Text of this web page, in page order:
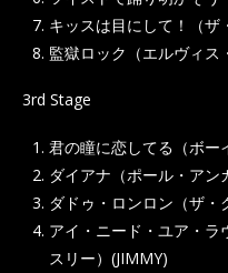
キッスは目にして！（ザ
監獄ロック（エルヴィス
3rd Stage
君の瞳に恋してる（ボー
ダイアナ（ポール・アン
ダドゥ・ロンロン（ザ
アイ・ニード・ユア・ラ
スリー）(JIMMY)